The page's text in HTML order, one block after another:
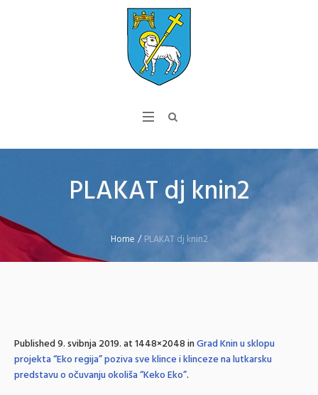
PLAKAT dj knin2
Home /PLAKAT dj knin2
Published9. svibnja 2019.at 1448×2048 inGrad Knin u sklopu
projekta “Eko regija” poziva sve klince i klinceze na lutkarsku
predstavu o očuvanju okoliša “Keko Eko”.